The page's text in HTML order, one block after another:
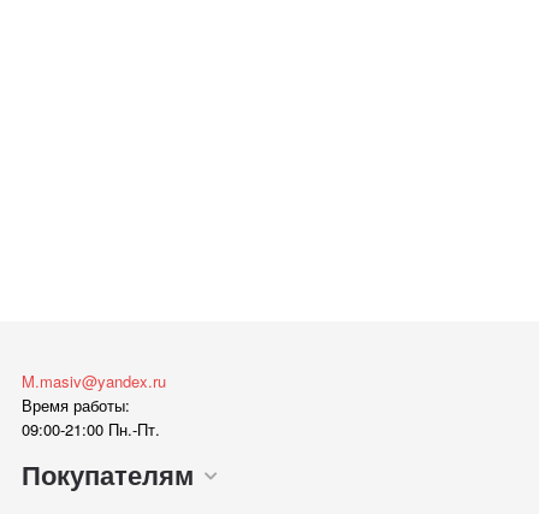
M.masiv@yandex.ru
Время работы:
09:00-21:00 Пн.-Пт.
Покупателям